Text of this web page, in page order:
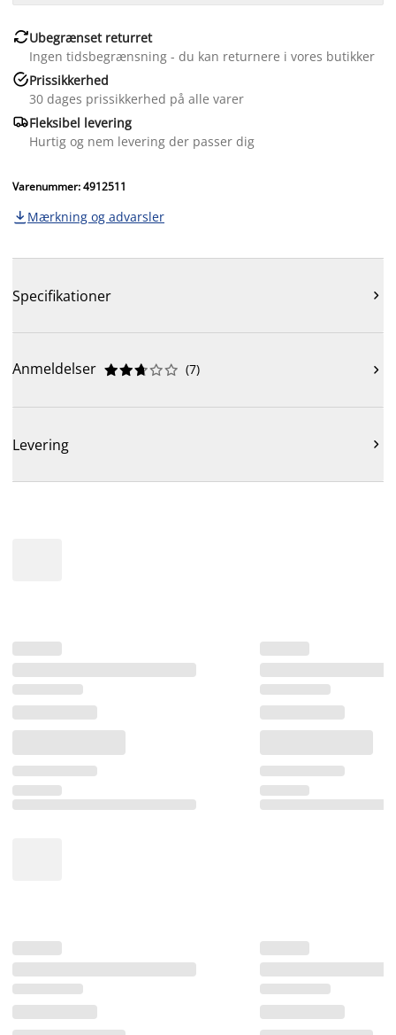
Ubegrænset returret
Ingen tidsbegrænsning - du kan returnere i vores butikker
Prissikkerhed
30 dages prissikkerhed på alle varer
Fleksibel levering
Hurtig og nem levering der passer dig
Varenummer: 4912511
 Mærkning og advarsler
Specifikationer 
Anmeldelser 




 (7) 
Levering 